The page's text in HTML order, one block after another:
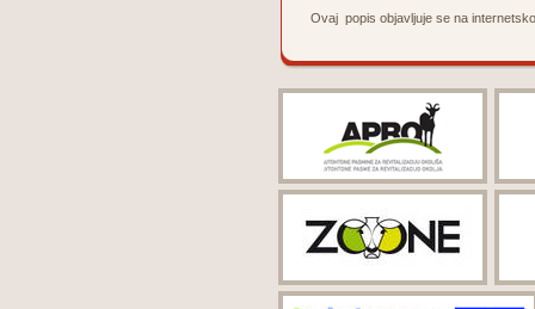
Ovaj popis objavljuje se na